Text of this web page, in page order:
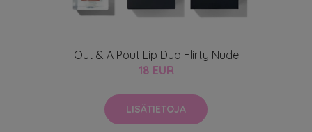
Out & A Pout Lip Duo Flirty Nude
18 EUR
LISÄTIETOJA